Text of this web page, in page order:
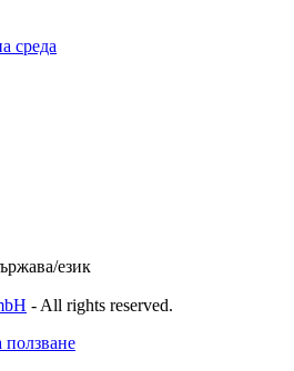
среда
език
- All rights reserved.